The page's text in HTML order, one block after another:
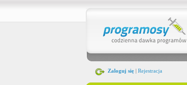
Zaloguj się| Rejestracja